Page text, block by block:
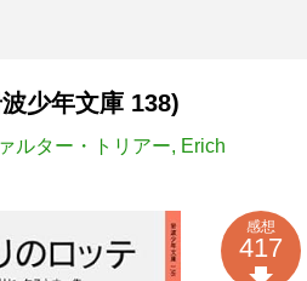
少年文庫 138)
ルター・トリアー, Erich
感想
417